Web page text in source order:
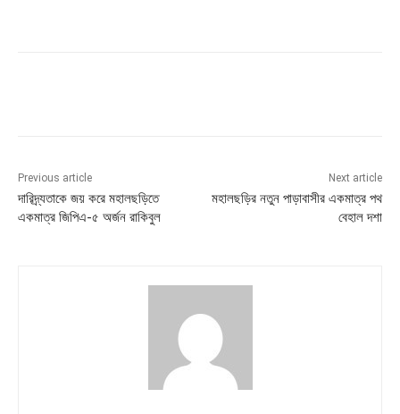
Previous article
দারিদ্র্যতাকে জয় করে মহালছড়িতে
একমাত্র জিপিএ-৫ অর্জন রাকিবুল
Next article
মহালছড়ির নতুন পাড়াবাসীর একমাত্র পথ
বেহাল দশা